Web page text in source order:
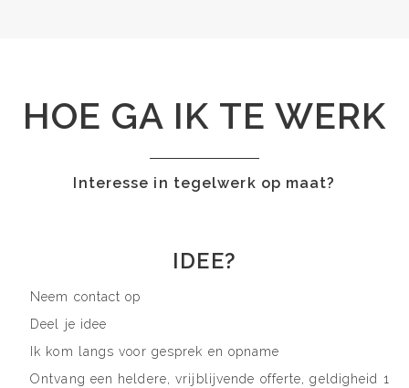
HOE GA IK TE WERK
Interesse in tegelwerk op maat?
IDEE?
Neem contact op
Deel je idee
Ik kom langs voor gesprek en opname
Ontvang een heldere, vrijblijvende offerte, geldigheid 1